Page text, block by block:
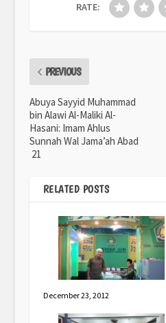
RATE:
PREVIOUS
Abuya Sayyid Muhammad
bin Alawi Al-Maliki Al-
Hasani: Imam Ahlus
Sunnah Wal Jama’ah Abad
21
RELATED POSTS
December 23, 2012